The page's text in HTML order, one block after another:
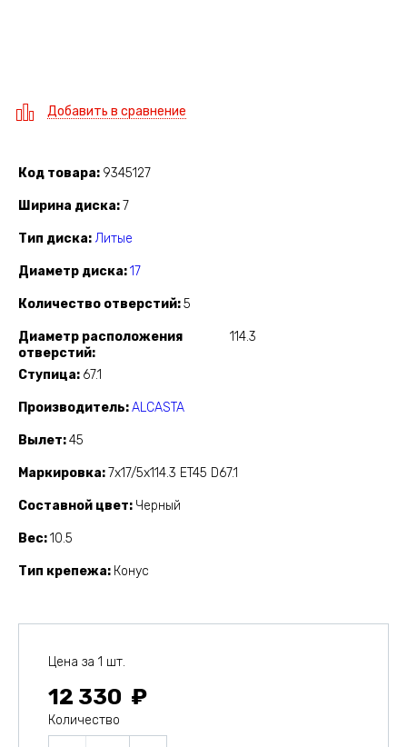
Добавить в сравнение
Код товара 9345127
Ширина диска 7
Тип диска Литые
Диаметр диска 17
Количество отверстий 5
Диаметр расположения
отверстий
114.3
Ступица 67.1
Производитель ALCASTA
Вылет 45
Маркировка 7x17/5x114.3 ET45 D67.1
Составной цвет Черный
Вес 10.5
Тип крепежа Конус
Цена за 1 шт.
12 330
Количество